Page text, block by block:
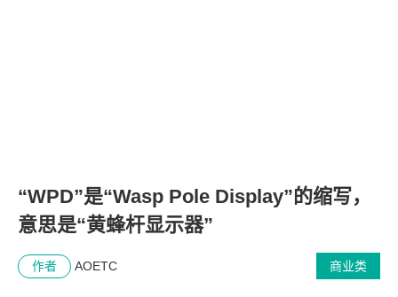
“WPD”是“Wasp Pole Display”的缩写，
意思是“黄蜂杆显示器”
商业类
作者 AOETC